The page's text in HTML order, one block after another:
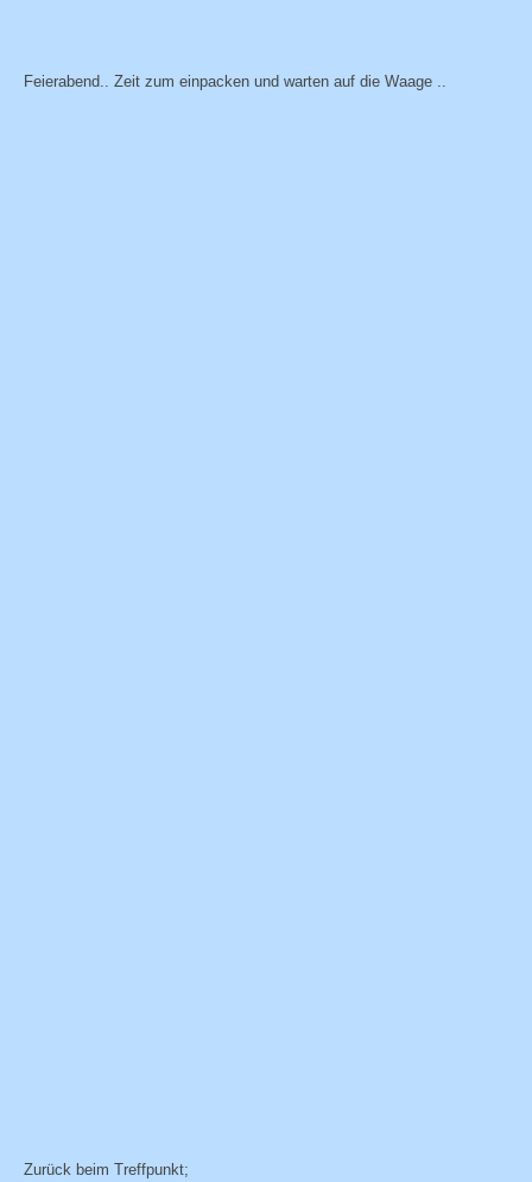
Feierabend.. Zeit zum einpacken und warten auf die Waage ..
Zurück beim Treffpunkt;